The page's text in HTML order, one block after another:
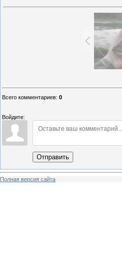
Всего комментариев: 0
Войдите:
Отправить
Полная версия сайта